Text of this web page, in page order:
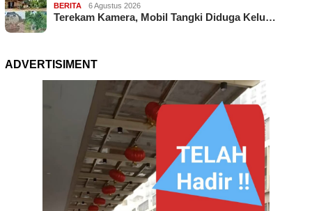
BERITA 6 Agustus 2026
Terekam Kamera, Mobil Tangki Diduga Kelu…
ADVERTISIMENT